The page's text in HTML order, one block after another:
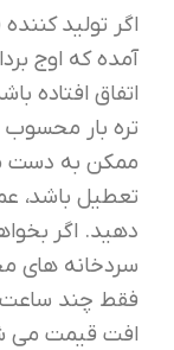
اگر تولید
آمده که اوج
اتفاق افتاده
تره بار محسوب
ممکن به دست
تعطیل باشد،
دهید. اگر
سردخانه های
فقط چند ساعت
افت قیمت می